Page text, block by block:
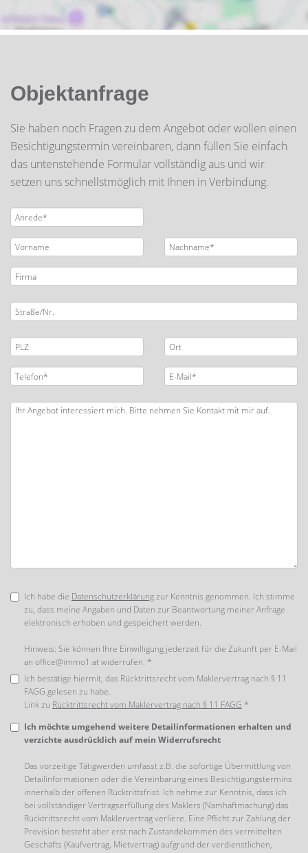
Objektanfrage
Sie haben noch Fragen zu dem Angebot oder wollen einen
Besichtigungstermin vereinbaren, dann füllen Sie einfach
das untenstehende Formular vollständig aus und wir
setzen uns schnellstmöglich mit Ihnen in Verbindung.
Ich habe die Datenschutzerklärungzur Kenntnis genommen. Ich stimme
zu, dass meine Angaben und Daten zur Beantwortung meiner Anfrage
elektronisch erhoben und gespeichert werden.
Hinweis: Sie können Ihre Einwilligung jederzeit für die Zukunft per E-Mail
an office@immo1.at widerrufen. *
Ich bestätige hiermit, das Rücktrittsrecht vom Maklervertrag nach § 11
FAGG gelesen zu habe.
Link zu Rücktrittsrecht vom Maklervertrag nach § 11 FAGG *
Ich möchte umgehend weitere Detailinformationen erhalten und
verzichte ausdrücklich auf mein Widerrufsrecht
Das vorzeitige Tätigwerden umfasst z.B. die sofortige Übermittlung von
Detailinformationen oder die Vereinbarung eines Besichtigungstermins
innerhalb der offenen Rücktrittsfrist. Ich nehme zur Kenntnis, dass ich
bei vollständiger Vertragserfüllung des Maklers (Namhaftmachung) das
Rücktrittsrecht vom Maklervertrag verliere. Eine Pflicht zur Zahlung der
Provision besteht aber erst nach Zustandekommen des vermittelten
Geschäfts (Kaufvertrag, Mietvertrag) aufgrund der verdienstlichen,